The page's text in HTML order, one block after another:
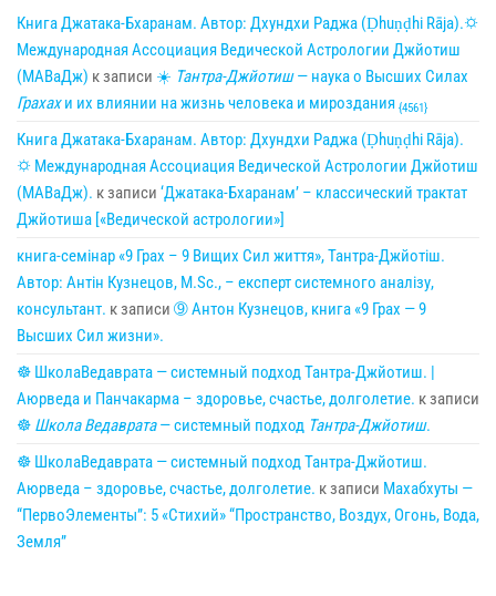
Книга Джатака-Бхаранам. Автор: Дхундхи Раджа (Ḍhuṇḍhi Rāja).🌣
Международная Ассоциация Ведической Астрологии Джйотиш
(МАВаДж) к записи ☀ Тантра-Джйотиш— наука о Высших Силах
Грахахи их влиянии на жизнь человека и мироздания {4561}
Книга Джатака-Бхаранам. Автор: Дхундхи Раджа (Ḍhuṇḍhi Rāja).
🌣 Международная Ассоциация Ведической Астрологии Джйотиш
(МАВаДж). к записи ‘Джатака-Бхаранам’ – классический трактат
Джйотиша [«Ведической астрологии»]
книга-семінар «9 Грах – 9 Вищих Сил життя», Тантра-Джйотіш.
Автор: Антін Кузнецов, M.Sc., – експерт системного аналізу,
консультант. к записи ➈ Антон Кузнецов, книга «9 Грах — 9
Высших Сил жизни».
☸ ШколаВедаврата — системный подход Тантра-Джйотиш. |
Аюрведа и Панчакарма – здоровье, счастье, долголетие. к записи
☸ Школа Ведаврата— системный подход Тантра-Джйотиш.
☸ ШколаВедаврата — системный подход Тантра-Джйотиш.
Аюрведа – здоровье, счастье, долголетие. к записи Махабхуты —
“ПервоЭлементы”: 5 «Стихий» “Пространство, Воздух, Огонь, Вода,
Земля”